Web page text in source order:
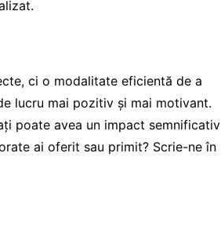
ci o modalitate eficientă de a
lucru mai pozitiv și mai motivant.
poate avea un impact semnificativ
ai oferit sau primit? Scrie-ne în